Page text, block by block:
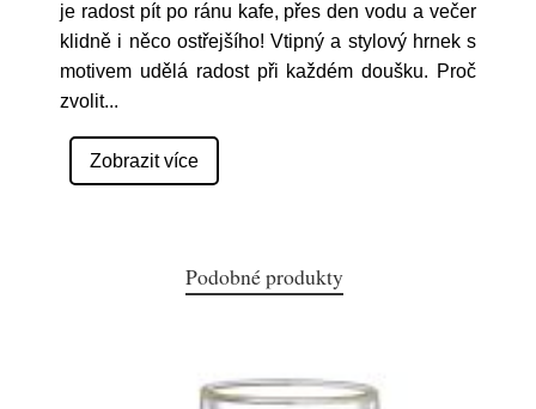
je radost pít po ránu kafe, přes den vodu a večer
klidně i něco ostřejšího! Vtipný a stylový hrnek s
motivem udělá radost při každém doušku. Proč
zvolit...
Zobrazit více
Podobné produkty